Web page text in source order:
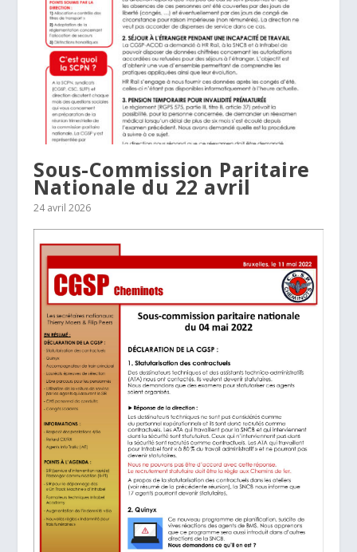
Sous-Commission Paritaire
Nationale du 22 avril
24 avril 2026